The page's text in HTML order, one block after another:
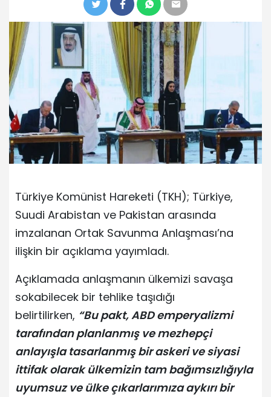
Türkiye Komünist Hareketi (TKH); Türkiye,
Suudi Arabistan ve Pakistan arasında
imzalanan Ortak Savunma Anlaşması’na
ilişkin bir açıklama yayımladı.
Açıklamada anlaşmanın ülkemizi savaşa
sokabilecek bir tehlike taşıdığı
belirtilirken, “Bu pakt, ABD emperyalizmi
tarafından planlanmış ve mezhepçi
anlayışla tasarlanmış bir askeri ve siyasi
ittifak olarak ülkemizin tam bağımsızlığıyla
uyumsuz ve ülke çıkarlarımıza aykırı bir